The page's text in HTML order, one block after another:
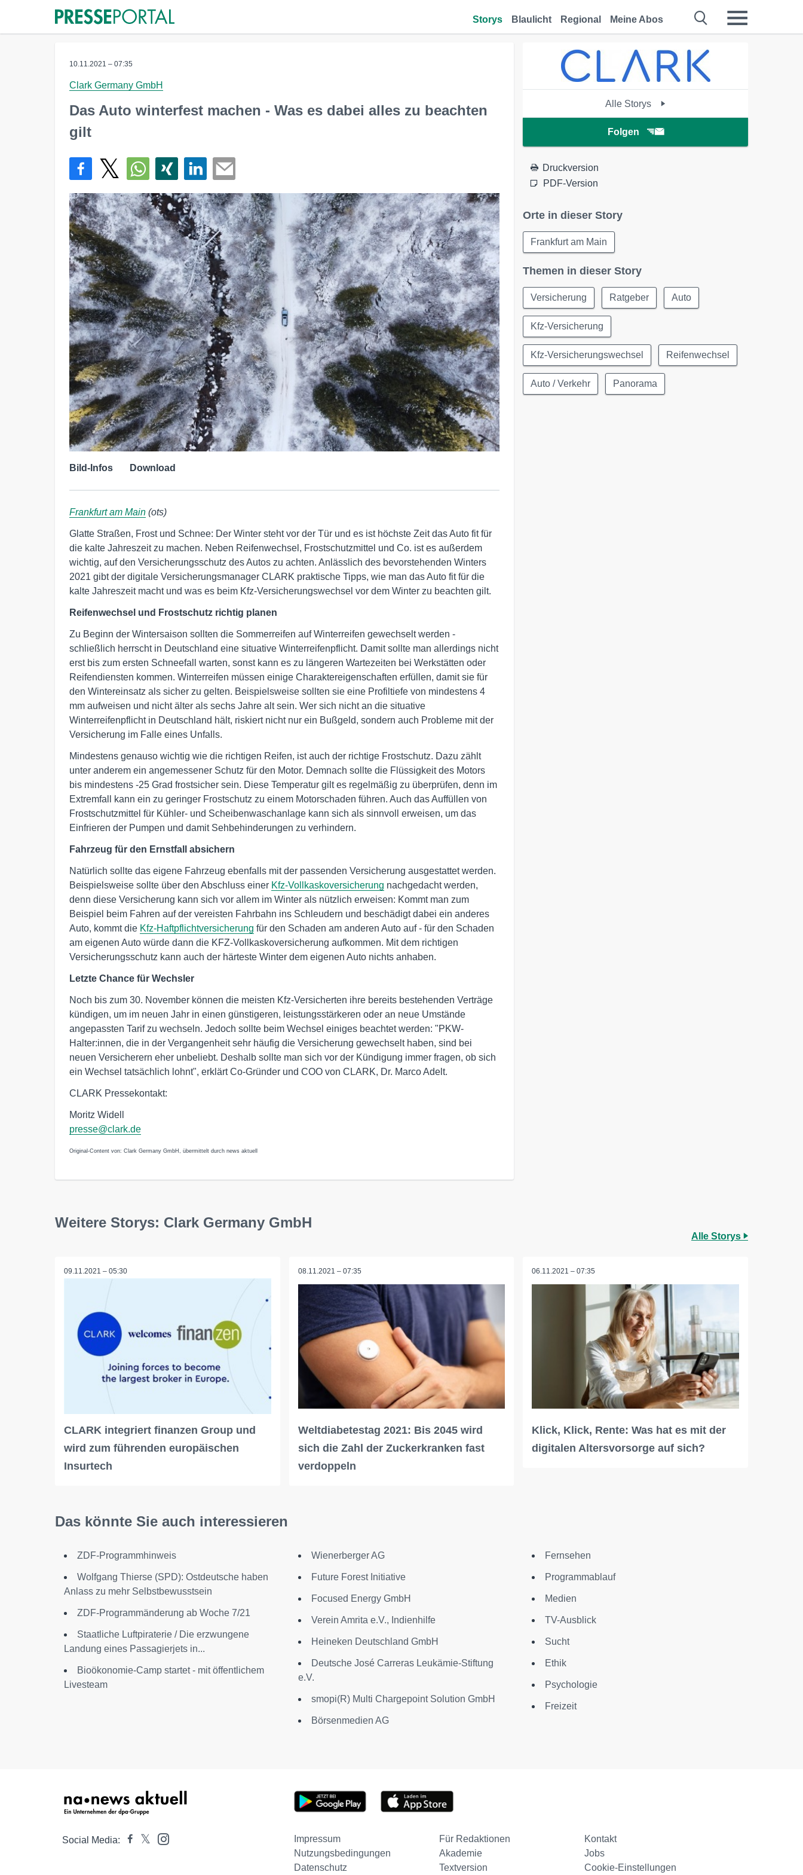
Storys Blaulicht Regional Meine Abos
10.11.2021 – 07:35
Clark Germany GmbH
Das Auto winterfest machen - Was es dabei alles zu beachten
gilt
Bild-Infos Download
Frankfurt am Main (ots)
Glatte Straßen, Frost und Schnee: Der Winter steht vor der Tür und es ist höchste Zeit das Auto fit für
die kalte Jahreszeit zu machen. Neben Reifenwechsel, Frostschutzmittel und Co. ist es außerdem
wichtig, auf den Versicherungsschutz des Autos zu achten. Anlässlich des bevorstehenden Winters
2021 gibt der digitale Versicherungsmanager CLARK praktische Tipps, wie man das Auto fit für die
kalte Jahreszeit macht und was es beim Kfz-Versicherungswechsel vor dem Winter zu beachten gilt.
Reifenwechsel und Frostschutz richtig planen
Zu Beginn der Wintersaison sollten die Sommerreifen auf Winterreifen gewechselt werden -
schließlich herrscht in Deutschland eine situative Winterreifenpflicht. Damit sollte man allerdings nicht
erst bis zum ersten Schneefall warten, sonst kann es zu längeren Wartezeiten bei Werkstätten oder
Reifendiensten kommen. Winterreifen müssen einige Charaktereigenschaften erfüllen, damit sie für
den Wintereinsatz als sicher zu gelten. Beispielsweise sollten sie eine Profiltiefe von mindestens 4
mm aufweisen und nicht älter als sechs Jahre alt sein. Wer sich nicht an die situative
Winterreifenpflicht in Deutschland hält, riskiert nicht nur ein Bußgeld, sondern auch Probleme mit der
Versicherung im Falle eines Unfalls.
Mindestens genauso wichtig wie die richtigen Reifen, ist auch der richtige Frostschutz. Dazu zählt
unter anderem ein angemessener Schutz für den Motor. Demnach sollte die Flüssigkeit des Motors
bis mindestens -25 Grad frostsicher sein. Diese Temperatur gilt es regelmäßig zu überprüfen, denn im
Extremfall kann ein zu geringer Frostschutz zu einem Motorschaden führen. Auch das Auffüllen von
Frostschutzmittel für Kühler- und Scheibenwaschanlage kann sich als sinnvoll erweisen, um das
Einfrieren der Pumpen und damit Sehbehinderungen zu verhindern.
Fahrzeug für den Ernstfall absichern
Natürlich sollte das eigene Fahrzeug ebenfalls mit der passenden Versicherung ausgestattet werden.
Beispielsweise sollte über den Abschluss einer Kfz-Vollkaskoversicherung nachgedacht werden,
denn diese Versicherung kann sich vor allem im Winter als nützlich erweisen: Kommt man zum
Beispiel beim Fahren auf der vereisten Fahrbahn ins Schleudern und beschädigt dabei ein anderes
Auto, kommt die Kfz-Haftpflichtversicherung für den Schaden am anderen Auto auf - für den Schaden
am eigenen Auto würde dann die KFZ-Vollkaskoversicherung aufkommen. Mit dem richtigen
Versicherungsschutz kann auch der härteste Winter dem eigenen Auto nichts anhaben.
Letzte Chance für Wechsler
Noch bis zum 30. November können die meisten Kfz-Versicherten ihre bereits bestehenden Verträge
kündigen, um im neuen Jahr in einen günstigeren, leistungsstärkeren oder an neue Umstände
angepassten Tarif zu wechseln. Jedoch sollte beim Wechsel einiges beachtet werden: "PKW-
Halter:innen, die in der Vergangenheit sehr häufig die Versicherung gewechselt haben, sind bei
neuen Versicherern eher unbeliebt. Deshalb sollte man sich vor der Kündigung immer fragen, ob sich
ein Wechsel tatsächlich lohnt", erklärt Co-Gründer und COO von CLARK, Dr. Marco Adelt.
CLARK Pressekontakt:
Moritz Widell
presse@clark.de
Original-Content von: Clark Germany GmbH, übermittelt durch news aktuell
Alle Storys
Folgen
Druckversion
PDF-Version
Orte in dieser Story
Frankfurt am Main
Themen in dieser Story
Versicherung Ratgeber Auto
Kfz-Versicherung
Kfz-Versicherungswechsel Reifenwechsel
Auto / Verkehr Panorama
Weitere Storys: Clark Germany GmbH
Alle Storys
09.11.2021 – 05:30
CLARK integriert finanzen Group und
wird zum führenden europäischen
Insurtech
08.11.2021 – 07:35
Weltdiabetestag 2021: Bis 2045 wird
sich die Zahl der Zuckerkranken fast
verdoppeln
06.11.2021 – 07:35
Klick, Klick, Rente: Was hat es mit der
digitalen Altersvorsorge auf sich?
Das könnte Sie auch interessieren
ZDF-Programmhinweis
Wolfgang Thierse (SPD): Ostdeutsche haben
Anlass zu mehr Selbstbewusstsein
ZDF-Programmänderung ab Woche 7/21
Staatliche Luftpiraterie / Die erzwungene
Landung eines Passagierjets in...
Bioökonomie-Camp startet - mit öffentlichem
Livesteam
Wienerberger AG
Future Forest Initiative
Focused Energy GmbH
Verein Amrita e.V., Indienhilfe
Heineken Deutschland GmbH
Deutsche José Carreras Leukämie-Stiftung
e.V.
smopi(R) Multi Chargepoint Solution GmbH
Börsenmedien AG
Fernsehen
Programmablauf
Medien
TV-Ausblick
Sucht
Ethik
Psychologie
Freizeit
Social Media: Impressum Für Redaktionen
Kontakt
Nutzungsbedingungen
Akademie
Jobs
Datenschutz
Textversion Cookie-Einstellungen